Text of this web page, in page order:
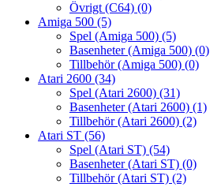
Övrigt (C64) (0)
Amiga 500 (5)
Spel (Amiga 500) (5)
Basenheter (Amiga 500) (0)
Tillbehör (Amiga 500) (0)
Atari 2600 (34)
Spel (Atari 2600) (31)
Basenheter (Atari 2600) (1)
Tillbehör (Atari 2600) (2)
Atari ST (56)
Spel (Atari ST) (54)
Basenheter (Atari ST) (0)
Tillbehör (Atari ST) (2)